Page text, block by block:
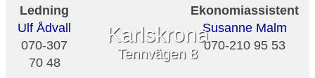
Karlskrona
Tennvägen 8
Ledning
Ulf Ådvall
070-307
70 48
Ekonomiassistent
Susanne Malm
070-210 95 53